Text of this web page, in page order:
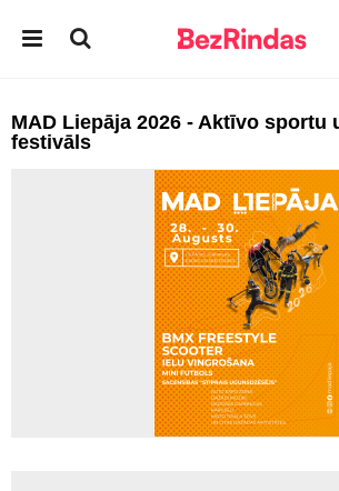
MAD Liepāja 2026 - Aktīvo sportu
festivāls